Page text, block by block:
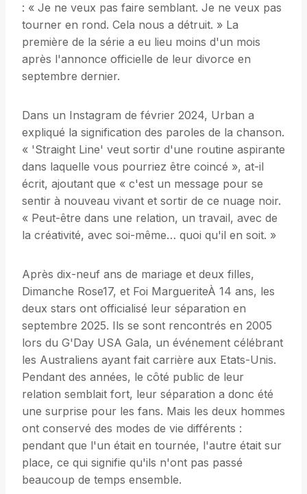
: « Je ne veux pas faire semblant. Je ne veux pas
tourner en rond. Cela nous a détruit. » La
première de la série a eu lieu moins d'un mois
après l'annonce officielle de leur divorce en
septembre dernier.
Dans un Instagram de février 2024, Urban a
expliqué la signification des paroles de la chanson.
« 'Straight Line' veut sortir d'une routine aspirante
dans laquelle vous pourriez être coincé », at-il
écrit, ajoutant que « c'est un message pour se
sentir à nouveau vivant et sortir de ce nuage noir.
« Peut-être dans une relation, un travail, avec de
la créativité, avec soi-même… quoi qu'il en soit. »
Après dix-neuf ans de mariage et deux filles,
Dimanche Rose17, et Foi MargueriteÀ 14 ans, les
deux stars ont officialisé leur séparation en
septembre 2025. Ils se sont rencontrés en 2005
lors du G'Day USA Gala, un événement célébrant
les Australiens ayant fait carrière aux Etats-Unis.
Pendant des années, le côté public de leur
relation semblait fort, leur séparation a donc été
une surprise pour les fans. Mais les deux hommes
ont conservé des modes de vie différents :
pendant que l'un était en tournée, l'autre était sur
place, ce qui signifie qu'ils n'ont pas passé
beaucoup de temps ensemble.